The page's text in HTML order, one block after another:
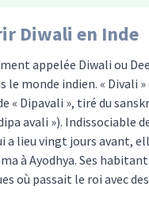
Diwali en Inde
appelée Diwali ou
le monde indien. « Divali
« Dipavali », tiré du
avali »). Indissociable
a lieu vingt jours avant,
à Ayodhya. Ses
où passait le roi avec